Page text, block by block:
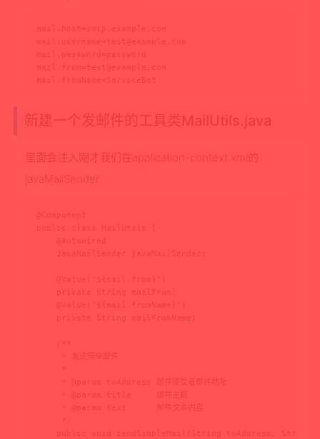
mail.username=test@example.com
mail.from=test@example.com
mail.fromName=ServiceBot
新建一个发邮件的工具类MailUtils.java
里面会注入刚才我们在application-context.xml的
javaMailSender
@Component
public class MailUtils {
    @Autowired
    JavaMailSender javaMailSender;
    @Value("${mail.from}")
    private String mailFrom;
    @Value("${mail.fromName}")
    private String mailFromName;
     * 发送简单邮件
     * @param toAddress 邮件接受者邮件地址
     * @param title     邮件主题
     * @param text      邮件文本内容
public void sendSimpleMail(String toAddress, String